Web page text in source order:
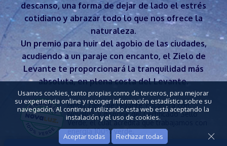
descanso, una forma de dejar de lado el estrés
cotidiano y abrazar todo lo que nos ofrece la
naturaleza.
Un premio para huir del agobio de las ciudades,
acudiendo a un paraje con encanto, el Zielo de
Levante te proporcionará la tranquilidad más
absoluta, en plena costa del Levante.
Hotel Zielo de Levante, colabora con
Novaluz, y dispone del Certificado Sello
Verde, el cual acredita que trabajamos con
energía 100% verde.
Usamos cookies, tanto propias como de terceros, para mejorar
su experiencia online y recoger información estadística sobre su
navegación. Al continuar utilizando esta web está aceptando la
instalación y el uso de cookies.
Aceptar todas Rechazar todas